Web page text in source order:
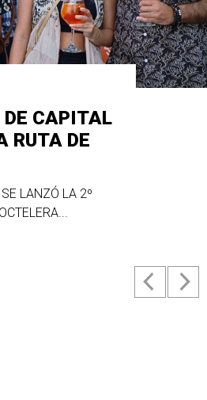
CAPITAL
RUTA DE
LANZÓ LA 2º